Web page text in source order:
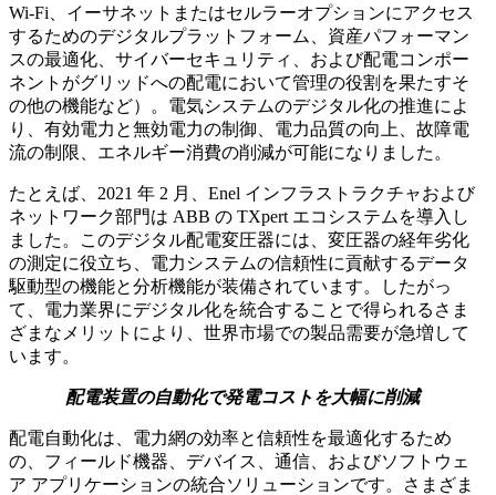
Wi-Fi、イーサネットまたはセルラーオプションにアクセス
するためのデジタルプラットフォーム、資産パフォーマン
スの最適化、サイバーセキュリティ、および配電コンポー
ネントがグリッドへの配電において管理の役割を果たすそ
の他の機能など）。電気システムのデジタル化の推進によ
り、有効電力と無効電力の制御、電力品質の向上、故障電
流の制限、エネルギー消費の削減が可能になりました。
たとえば、2021 年 2 月、Enel インフラストラクチャおよび
ネットワーク部門は ABB の TXpert エコシステムを導入し
ました。このデジタル配電変圧器には、変圧器の経年劣化
の測定に役立ち、電力システムの信頼性に貢献するデータ
駆動型の機能と分析機能が装備されています。したがっ
て、電力業界にデジタル化を統合することで得られるさま
ざまなメリットにより、世界市場での製品需要が急増して
います。
配電装置の自動化で発電コストを大幅に削減
配電自動化は、電力網の効率と信頼性を最適化するため
の、フィールド機器、デバイス、通信、およびソフトウェ
ア アプリケーションの統合ソリューションです。さまざま